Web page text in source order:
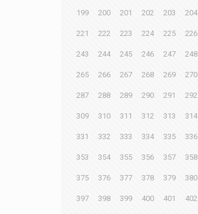
199 200 201 202 203 204
221 222 223 224 225 226
243 244 245 246 247 248
265 266 267 268 269 270
287 288 289 290 291 292
309 310 311 312 313 314
331 332 333 334 335 336
353 354 355 356 357 358
375 376 377 378 379 380
397 398 399 400 401 402